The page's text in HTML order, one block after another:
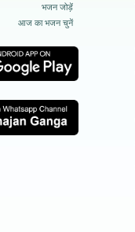
भजन जोड़ें
आज का भजन चुनें